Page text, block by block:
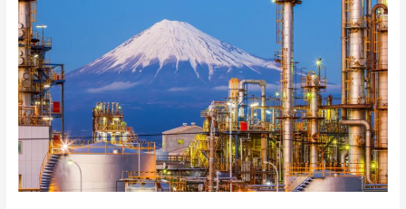
Pertanyaan
Yang
Sering
Dilontarkan
Oleh
Calon
Kenshusei